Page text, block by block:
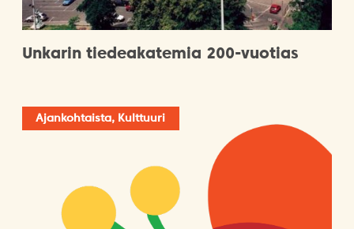
Unkarin tiedeakatemia 200-vuotias
Ajankohtaista, Kulttuuri